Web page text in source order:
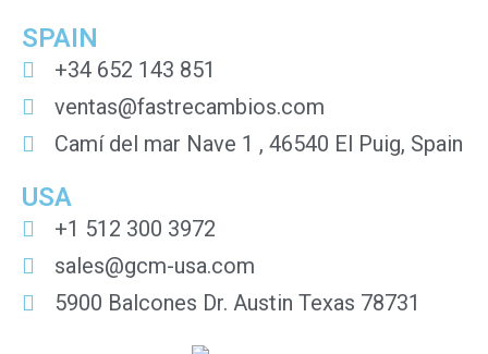
SPAIN
+34 652 143 851
ventas@fastrecambios.com
Camí del mar Nave 1 , 46540 El Puig, Spain
USA
+1 512 300 3972
sales@gcm-usa.com
5900 Balcones Dr. Austin Texas 78731